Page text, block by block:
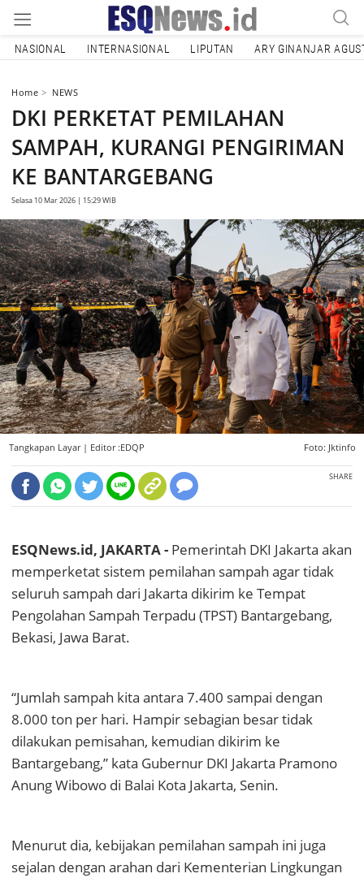
NASIONAL INTERNASIONAL LIPUTAN ARY GINANJAR
Home NEWS
DKI PERKETAT PEMILAHAN
SAMPAH, KURANGI PENGIRIMAN
KE BANTARGEBANG
Selasa 10 Mar 2026 | 15:29 WIB
Tangkapan Layar | Editor :EDQP Foto: Jktinfo
SHARE
ESQNews.id, JAKARTA - Pemerintah DKI Jakarta akan
memperketat sistem pemilahan sampah agar tidak
seluruh sampah dari Jakarta dikirim ke Tempat
Pengolahan Sampah Terpadu (TPST) Bantargebang,
Bekasi, Jawa Barat.
“Jumlah sampah kita antara 7.400 sampai dengan
8.000 ton per hari. Hampir sebagian besar tidak
dilakukan pemisahan, kemudian dikirim ke
Bantargebang,” kata Gubernur DKI Jakarta Pramono
Anung Wibowo di Balai Kota Jakarta, Senin.
Menurut dia, kebijakan pemilahan sampah ini juga
sejalan dengan arahan dari Kementerian Lingkungan